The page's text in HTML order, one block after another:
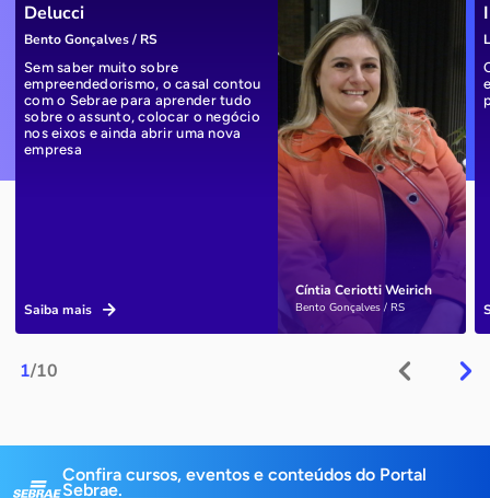
1/10
Cíntia Ceriotti Weirich
Bento Gonçalves / RS
Delucci
Bento Gonçalves / RS
Sem saber muito sobre
empreendedorismo, o casal contou
com o Sebrae para aprender tudo
sobre o assunto, colocar o negócio
nos eixos e ainda abrir uma nova
empresa
Saiba mais
Confira cursos, eventos e conteúdos do Portal
Sebrae.